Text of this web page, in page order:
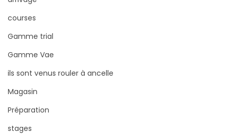
courses
Gamme trial
Gamme Vae
ils sont venus rouler à ancelle
Magasin
Préparation
stages